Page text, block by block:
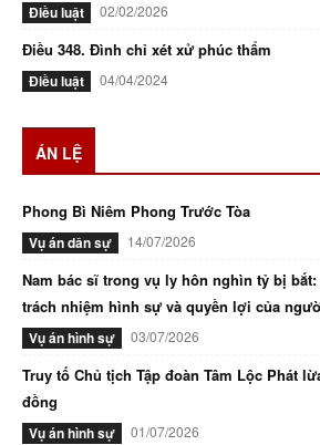
Điều luật 02/02/2026
Điều 348. Đình chỉ xét xử phúc thẩm
Điều luật 04/04/2024
ÁN LỆ
Phong Bì Niêm Phong Trước Tòa
Vụ án dân sự 14/07/2026
Nam bác sĩ trong vụ ly hôn nghìn tỷ bị
trách nhiệm hình sự và quyền lợi của
Vụ án hình sự 03/07/2026
Truy tố Chủ tịch Tập đoàn Tâm Lộc Phát
đồng
Vụ án hình sự 01/07/2026